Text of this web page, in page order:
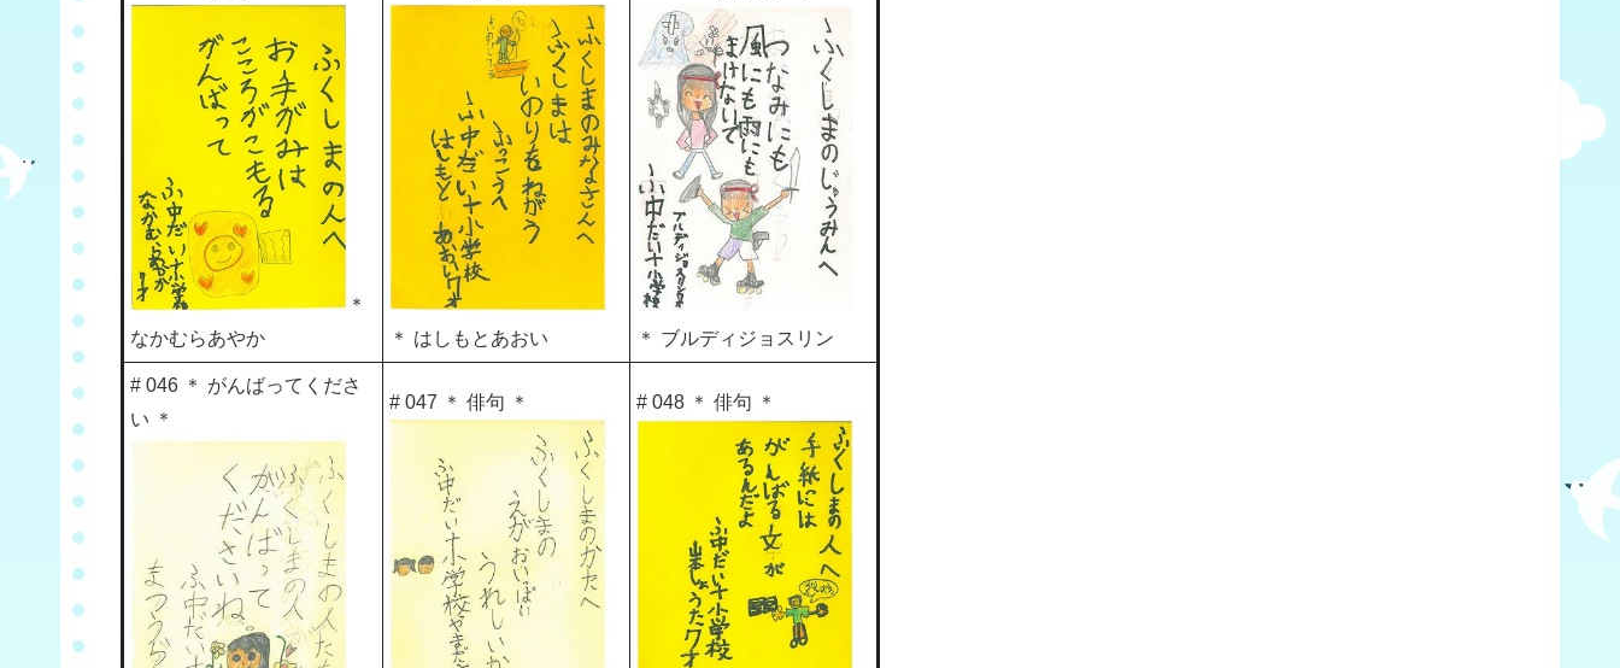
＊
なかむらあやか
＊ はしもとあおい ＊ ブルディジョスリン
# 046 ＊ がんばってくださ
い ＊
# 047 ＊ 俳句 ＊ # 048 ＊ 俳句 ＊